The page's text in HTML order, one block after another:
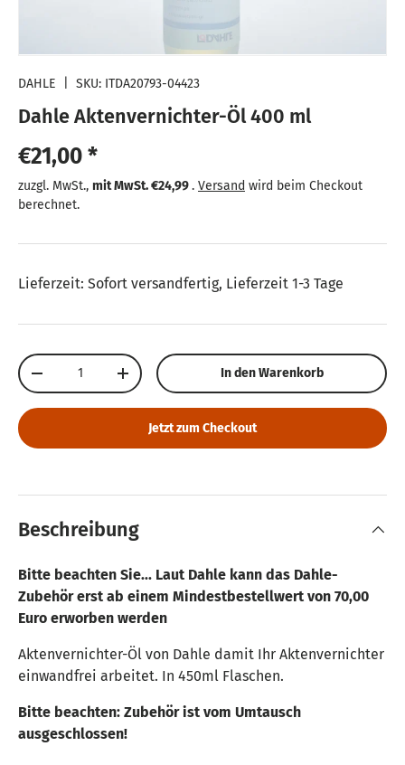
DAHLE SKU: ITDA20793-04423
Dahle Aktenvernichter-Öl 400 ml
Normaler Preis
€21,00 *
zuzgl. MwSt., Normaler Preis
mit MwSt.€24,99. Versand wird beim Checkout
berechnet.
Lieferzeit: Sofort versandfertig, Lieferzeit 1-3 Tage
Anzahl
Menge verringernMenge erhöhen In den Warenkorb
Jetzt zum Checkout
Beschreibung
Bitte beachten Sie... Laut Dahle kann das Dahle-
Zubehör erst ab einem Mindestbestellwert von 70,00
Euro erworben werden
Aktenvernichter-Öl von Dahle damit Ihr Aktenvernichter
einwandfrei arbeitet. In 450ml Flaschen.
Bitte beachten: Zubehör ist vom Umtausch
ausgeschlossen!